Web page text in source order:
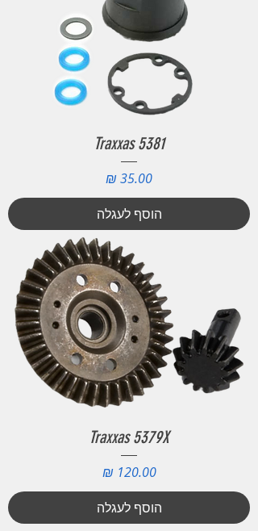
Traxxas 5381
מחיר
הוסף לעגלה
Traxxas 5379X
מחיר‏120.00 ‏₪
הוסף לעגלה